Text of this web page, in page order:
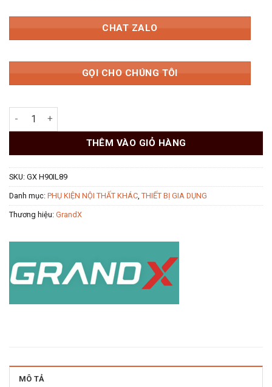
CHAT ZALO
GỌI CHO CHÚNG TÔI
Hút mùi đảo GrandX GX H90IL89 Premium số lượng
THÊM VÀO GIỎ HÀNG
SKU: GX H90IL89
Danh mục: PHỤ KIỆN NỘI THẤT KHÁC, THIẾT BỊ GIA DỤNG
Thương hiệu: GrandX
MÔ TẢ